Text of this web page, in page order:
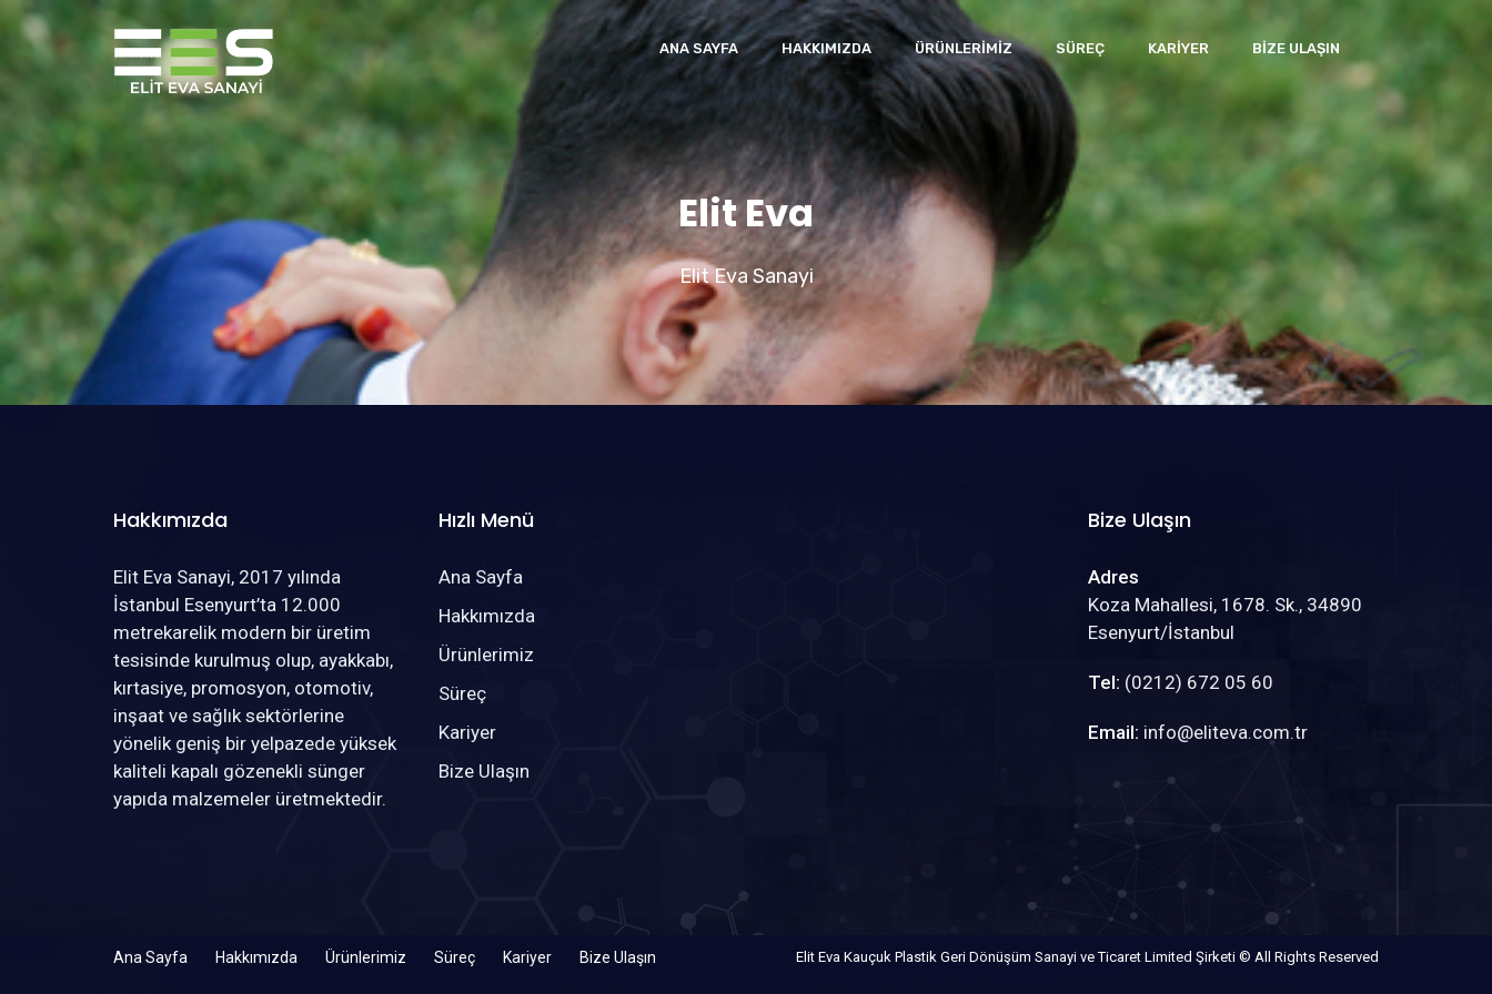
ANA SAYFA HAKKIMIZDA ÜRÜNLERIMIZ SÜREÇ KARIYER BIZE ULAŞIN
Elit Eva
Elit Eva Sanayi
Hakkımızda
Elit Eva Sanayi, 2017 yılında
İstanbul Esenyurt’ta 12.000
metrekarelik modern bir üretim
tesisinde kurulmuş olup, ayakkabı,
kırtasiye, promosyon, otomotiv,
inşaat ve sağlık sektörlerine
yönelik geniş bir yelpazede yüksek
kaliteli kapalı gözenekli sünger
yapıda malzemeler üretmektedir.
Hızlı Menü
Ana Sayfa
Hakkımızda
Ürünlerimiz
Süreç
Kariyer
Bize Ulaşın
Bize Ulaşın
Adres
Koza Mahallesi, 1678. Sk., 34890
Esenyurt/İstanbul
Tel: (0212) 672 05 60
Email: info@eliteva.com.tr
Ana Sayfa Hakkımızda Ürünlerimiz Süreç Kariyer Bize Ulaşın Elit Eva Kauçuk Plastik Geri Dönüşüm Sanayi ve Ticaret Limited Şirketi © All Rights Reserved